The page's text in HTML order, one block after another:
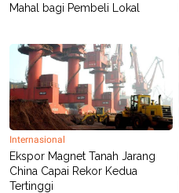
N
N
A
C
A
D
E
M
Y
E
S
R
E
L
E
A
E
.
I
Mahal bagi Pembeli Lokal
Internasional
Ekspor Magnet Tanah Jarang
China Capai Rekor Kedua
Tertinggi